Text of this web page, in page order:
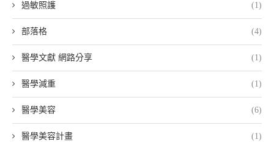
過敏照護 (1)
部落格 (4)
醫學文獻 網路分享 (1)
醫學減重 (1)
醫學美容 (6)
醫學美容計畫 (1)